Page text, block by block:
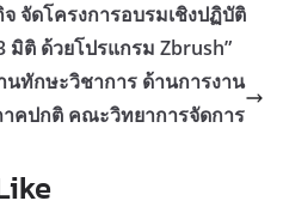
จัดโครงการอบรมเชิงปฏิบัติ
มิติ ด้วยโปรแกรม Zbrush”
ทักษะวิชาการ ด้านการงาน
คปกติ คณะวิทยาการจัดการ